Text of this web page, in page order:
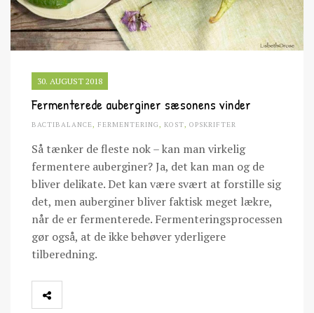
30. AUGUST 2018
Fermenterede auberginer sæsonens vinder
BACTIBALANCE, FERMENTERING, KOST, OPSKRIFTER
Så tænker de fleste nok – kan man virkelig
fermentere auberginer? Ja, det kan man og de
bliver delikate. Det kan være svært at forstille sig
det, men auberginer bliver faktisk meget lækre,
når de er fermenterede. Fermenteringsprocessen
gør også, at de ikke behøver yderligere
tilberedning.